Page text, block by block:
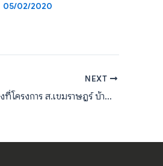
05/02/2020
NEXT
แผ่นการ์ดเรล ส่งที่โครงการ ส.เขมราษฎร์ บ้านท่าพระ – มหาสารคาม